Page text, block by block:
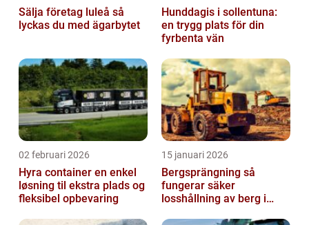
Sälja företag luleå så
lyckas du med ägarbytet
Hunddagis i sollentuna:
en trygg plats för din
fyrbenta vän
02 februari 2026
Hyra container en enkel
løsning til ekstra plads og
fleksibel opbevaring
15 januari 2026
Bergsprängning så
fungerar säker
losshållning av berg i